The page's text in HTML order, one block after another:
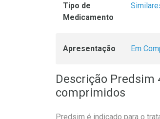
Tipo de
Medicamento
Apresentação Em
Descrição
comprimidos
Predsim é indicado para o